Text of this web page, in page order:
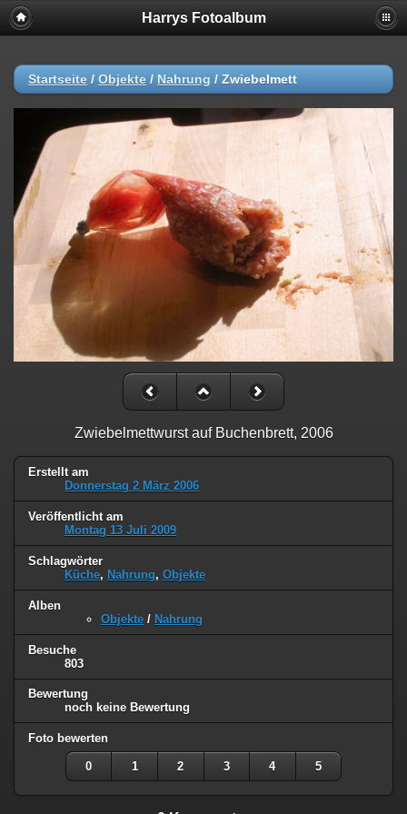
Harrys Fotoalbum
Startseite / Objekte / Nahrung / Zwiebelmett
Zwiebelmettwurst auf Buchenbrett, 2006
Erstellt am
Donnerstag 2 März 2006
Veröffentlicht am
Montag 13 Juli 2009
Schlagwörter
Küche, Nahrung, Objekte
Alben
Objekte / Nahrung
Besuche
803
Bewertung
noch keine Bewertung
Foto bewerten
0 1 2 3 4 5